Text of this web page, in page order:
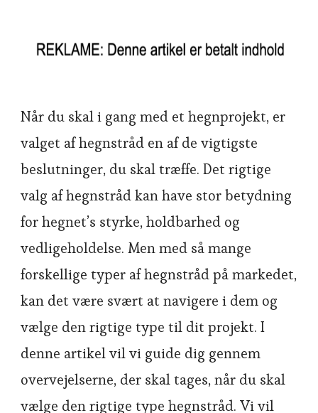
Når du skal i gang med et hegnprojekt, er
valget af hegnstråd en af de vigtigste
beslutninger, du skal træffe. Det rigtige
valg af hegnstråd kan have stor betydning
for hegnet’s styrke, holdbarhed og
vedligeholdelse. Men med så mange
forskellige typer af hegnstråd på markedet,
kan det være svært at navigere i dem og
vælge den rigtige type til dit projekt. I
denne artikel vil vi guide dig gennem
overvejelserne, der skal tages, når du skal
vælge den rigtige type hegnstråd. Vi vil